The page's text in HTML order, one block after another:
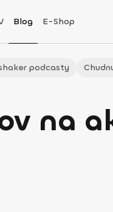
Blog E-Shop
podcasty
na